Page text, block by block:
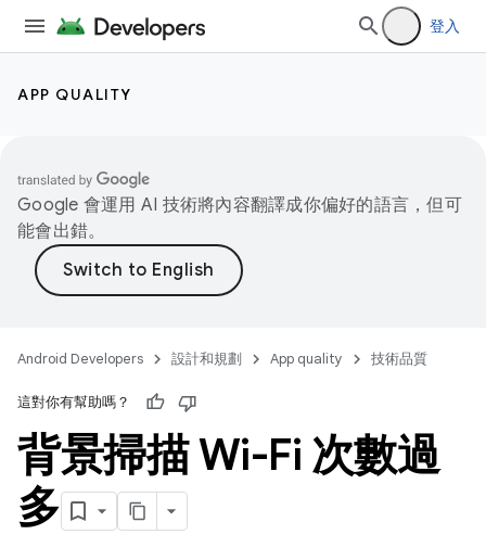
登入
APP QUALITY
Google 會運用 AI 技術將內容翻譯成你偏好的語言，但可
能會出錯。
Android Developers 設計和規劃 App quality 技術品質
這對你有幫助嗎？
背景掃描 Wi-Fi 次數過
多